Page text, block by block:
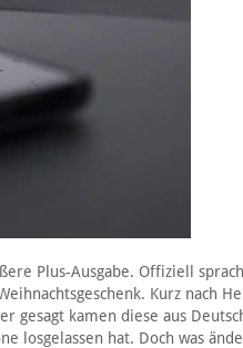
Plus-Ausgabe. Offiziell
Kurz nach
gesagt kamen diese aus
losgelassen hat. Doch was